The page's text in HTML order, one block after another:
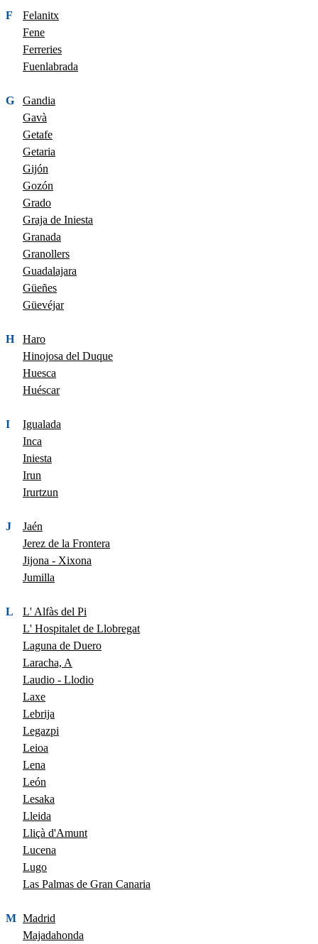
F
Felanitx
Fene
Ferreries
Fuenlabrada
G
Gandia
Gavà
Getafe
Getaria
Gijón
Gozón
Grado
Graja de Iniesta
Granada
Granollers
Guadalajara
Güeñes
Güevéjar
H
Haro
Hinojosa del Duque
Huesca
Huéscar
I
Igualada
Inca
Iniesta
Irun
Irurtzun
J
Jaén
Jerez de la Frontera
Jijona - Xixona
Jumilla
L
L' Alfàs del Pi
L' Hospitalet de Llobregat
Laguna de Duero
Laracha, A
Laudio - Llodio
Laxe
Lebrija
Legazpi
Leioa
Lena
León
Lesaka
Lleida
Lliçà d'Amunt
Lucena
Lugo
Las Palmas de Gran Canaria
M Madrid
Majadahonda